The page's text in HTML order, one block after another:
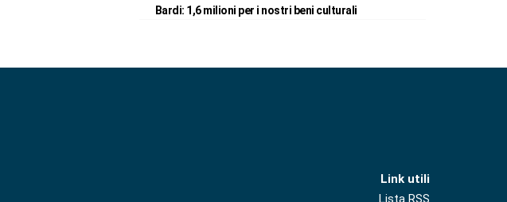
Bardi: 1,6 milioni per i nostri beni culturali
Link utili
Lista RSS